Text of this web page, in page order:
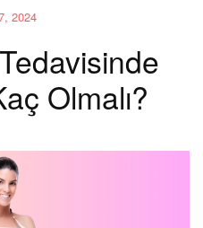
2024
Olmalı?